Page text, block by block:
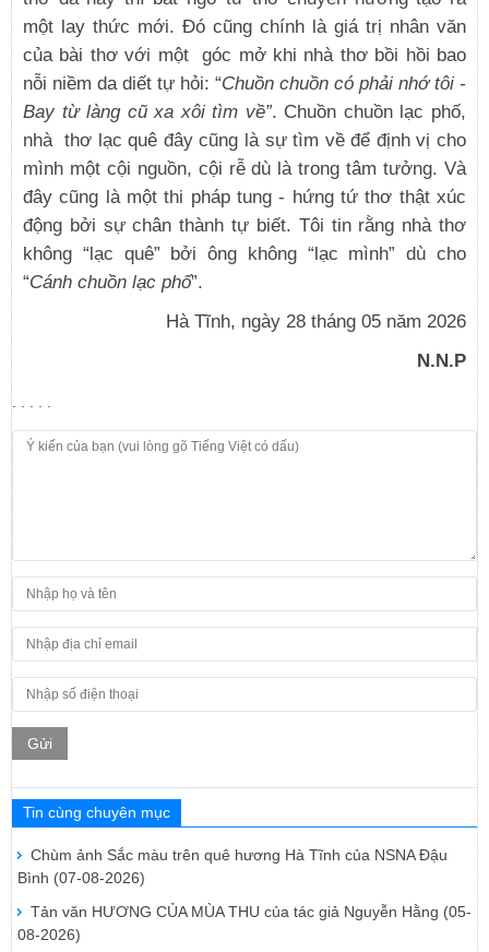
một lay thức mới. Đó cũng chính là giá trị nhân văn
của bài thơ với một góc mở khi nhà thơ bồi hồi bao
nỗi niềm da diết tự hỏi: “Chuồn chuồn có phải nhớ tôi -
Bay từ làng cũ xa xôi tìm về”. Chuồn chuồn lạc phố,
nhà thơ lạc quê đây cũng là sự tìm về để định vị cho
mình một cội nguồn, cội rễ dù là trong tâm tưởng. Và
đây cũng là một thi pháp tung - hứng tứ thơ thật xúc
động bởi sự chân thành tự biết. Tôi tin rằng nhà thơ
không “lạc quê” bởi ông không “lạc mình” dù cho
“Cánh chuồn lạc phố”.
Hà Tĩnh, ngày 28 tháng 05 năm 2026
N.N.P
Gửi
Tin cùng chuyên mục
Chùm ảnh Sắc màu trên quê hương Hà Tĩnh của NSNA Đậu
Bình (07-08-2026)
Tản văn HƯƠNG CỦA MÙA THU của tác giả Nguyễn Hằng (05-
08-2026)